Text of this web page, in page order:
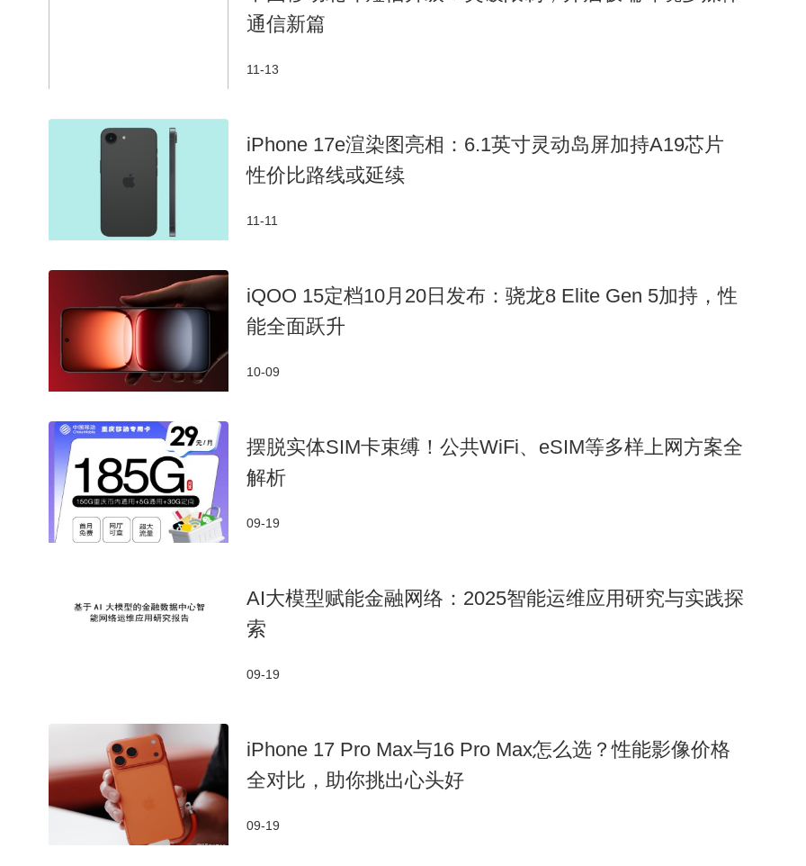
通信新篇
11-13
iPhone 17e渲染图亮相：6.1英寸灵动岛屏加持A19芯片
性价比路线或延续
11-11
iQOO 15定档10月20日发布：骁龙8 Elite Gen 5加持，性
能全面跃升
10-09
摆脱实体SIM卡束缚！公共WiFi、eSIM等多样上网方案全
解析
09-19
AI大模型赋能金融网络：2025智能运维应用研究与实践探
索
09-19
iPhone 17 Pro Max与16 Pro Max怎么选？性能影像价格
全对比，助你挑出心头好
09-19